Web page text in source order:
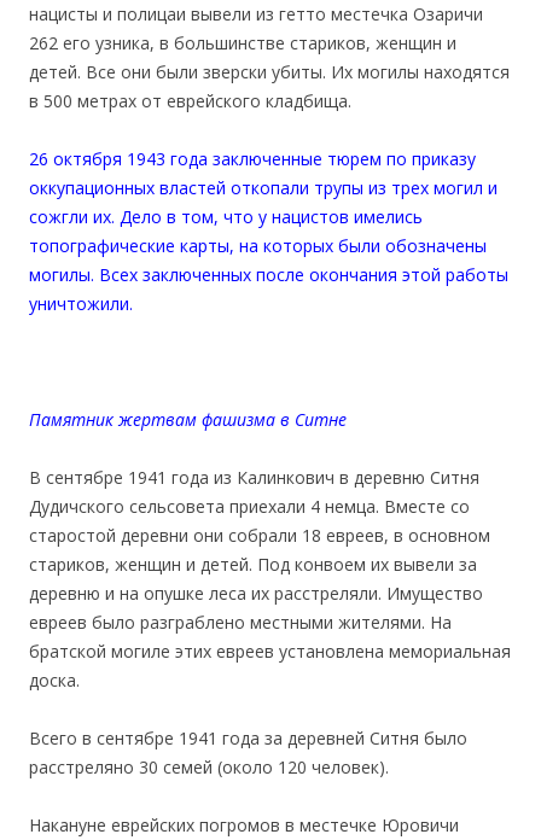
нацисты и полицаи вывели из гетто местечка Озаричи
262 его узника, в большинстве стариков, женщин и
детей. Все они были зверски убиты. Их могилы находятся
в 500 метрах от еврейского кладбища.
26 октября 1943 года заключенные тюрем по приказу
оккупационных властей откопали трупы из трех могил и
сожгли их. Дело в том, что у нацистов имелись
топографические карты, на которых были обозначены
могилы. Всех заключенных после окончания этой работы
уничтожили.
Памятник жертвам фашизма в Ситне
В сентябре 1941 года из Калинкович в деревню Ситня
Дудичского сельсовета приехали 4 немца. Вместе со
старостой деревни они собрали 18 евреев, в основном
стариков, женщин и детей. Под конвоем их вывели за
деревню и на опушке леса их расстреляли. Имущество
евреев было разграблено местными жителями. На
братской могиле этих евреев установлена мемориальная
доска.
Всего в сентябре 1941 года за деревней Ситня было
расстреляно 30 семей (около 120 человек).
Накануне еврейских погромов в местечке Юровичи